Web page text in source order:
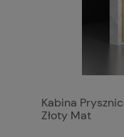
Kabina
Złoty Mat